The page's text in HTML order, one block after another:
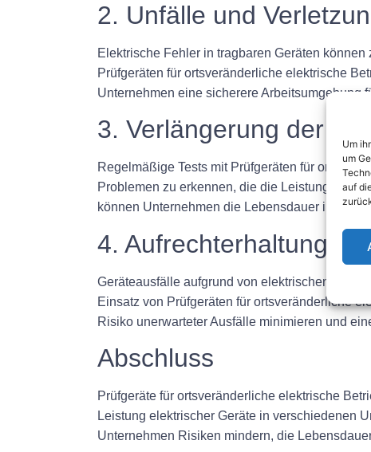
Um
um
auf
2. Unfälle und
Elektrische Fehler in tragbaren Geräten
Prüfgeräten für ortsveränderliche elektrische
Unternehmen eine sicherere Arbeitsumgebung
3. Verlängerung der
Regelmäßige Tests mit Prüfgeräten für
Problemen zu erkennen, die die Leistung und
können Unternehmen die Lebensdauer ihrer
4. Aufrechterhaltung
Geräteausfälle aufgrund von elektrischen
Einsatz von Prüfgeräten für ortsveränderliche
Risiko unerwarteter Ausfälle minimieren und
Abschluss
Prüfgeräte für ortsveränderliche elektrische
Leistung elektrischer Geräte in verschiedenen
Unternehmen Risiken mindern, die